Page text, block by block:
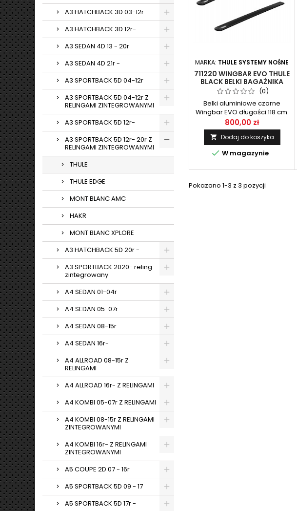
A3 HATCHBACK 3D 03-12r
A3 HATCHBACK 3D 12r-
A3 SEDAN 4D 13 - 20r
A3 SEDAN 4D 21r -
A3 SPORTBACK 5D 04-12r
A3 SPORTBACK 5D 04-12r Z
RELINGAMI ZINTEGROWANYMI
A3 SPORTBACK 5D 12r-
A3 SPORTBACK 5D 12r- 20r Z
RELINGAMI ZINTEGROWANYMI
THULE
THULE EDGE
MONT BLANC AMC
HAKR
MONT BLANC XPLORE
A3 HATCHBACK 5D 20r -
A3 SPORTBACK 2020- reling
zintegrowany
A4 SEDAN 01-04r
A4 SEDAN 05-07r
A4 SEDAN 08-15r
A4 SEDAN 16r-
A4 ALLROAD 08-15r Z
RELINGAMI
A4 ALLROAD 16r- Z RELINGAMI
A4 KOMBI 05-07r Z RELINGAMI
A4 KOMBI 08-15r Z RELINGAMI
ZINTEGROWANYMI
A4 KOMBI 16r- Z RELINGAMI
ZINTEGROWANYMI
A5 COUPE 2D 07 - 16r
A5 SPORTBACK 5D 09 - 17
A5 SPORTBACK 5D 17r -
MARKA: THULE SYSTEMY NOŚNE
711220 WINGBAR EVO THULE
BLACK BELKI BAGAŻNIKA
(0)
Belki aluminiowe czarne
Wingbar EVO długości 118 cm.
Komplet 2 szt.
800,00 zł
 Dodaj do koszyka
 W magazynie
Pokazano 1-3 z 3 pozycji